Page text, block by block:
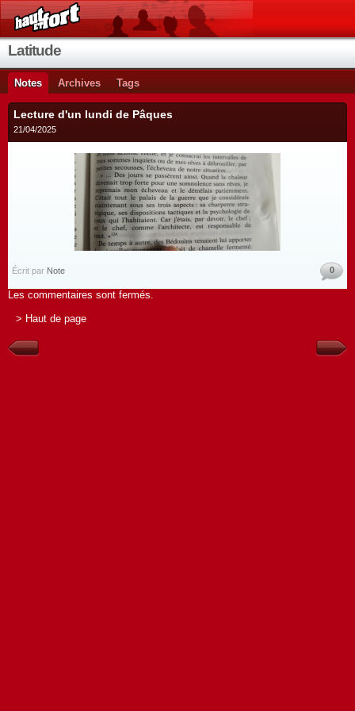
Latitude
Notes Archives Tags
Lecture d'un lundi de Pâques
21/04/2025
Écrit par Note 0
Les commentaires sont fermés.
> Haut de page